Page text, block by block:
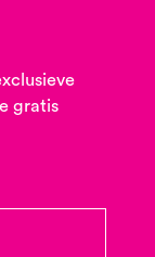
gratis